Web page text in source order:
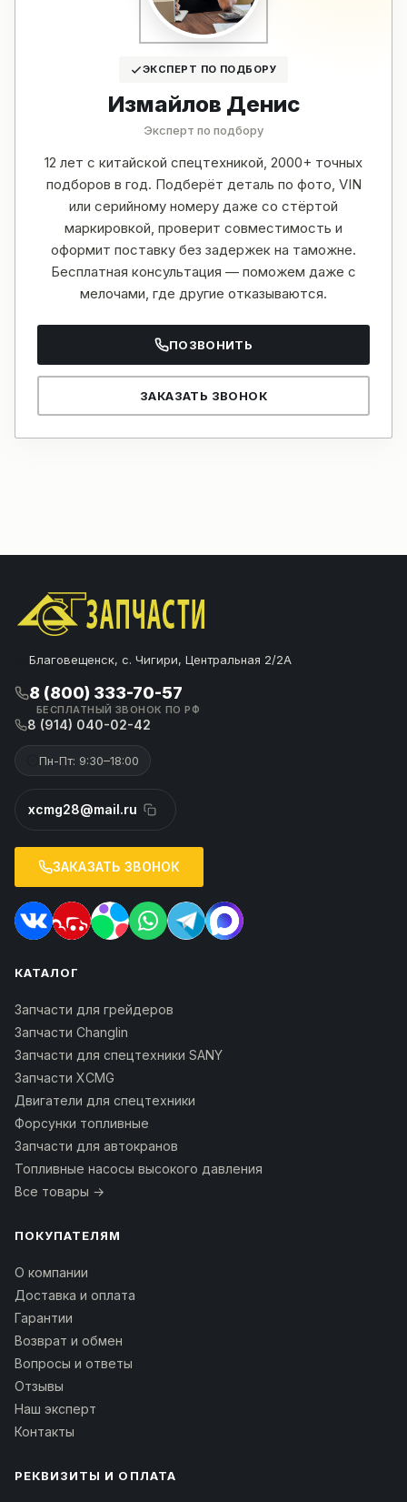
ЭКСПЕРТ ПО ПОДБОРУ
Измайлов Денис
Эксперт по подбору
12 лет с китайской спецтехникой, 2000+ точных
подборов в год. Подберёт деталь по фото, VIN
или серийному номеру даже со стёртой
маркировкой, проверит совместимость и
оформит поставку без задержек на таможне.
Бесплатная консультация — поможем даже с
мелочами, где другие отказываются.
ПОЗВОНИТЬ
ЗАКАЗАТЬ ЗВОНОК
Благовещенск, с. Чигири, Центральная 2/2А
8 (800) 333-70-57
БЕСПЛАТНЫЙ ЗВОНОК ПО РФ
8 (914) 040-02-42
Пн-Пт: 9:30–18:00
xcmg28@mail.ru
ЗАКАЗАТЬ ЗВОНОК
КАТАЛОГ
Запчасти для грейдеров
Запчасти Changlin
Запчасти для спецтехники SANY
Запчасти XCMG
Двигатели для спецтехники
Форсунки топливные
Запчасти для автокранов
Топливные насосы высокого давления
Все товары →
ПОКУПАТЕЛЯМ
О компании
Доставка и оплата
Гарантии
Возврат и обмен
Вопросы и ответы
Отзывы
Наш эксперт
Контакты
РЕКВИЗИТЫ И ОПЛАТА